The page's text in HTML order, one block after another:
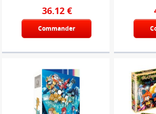
36.12 €
Commander